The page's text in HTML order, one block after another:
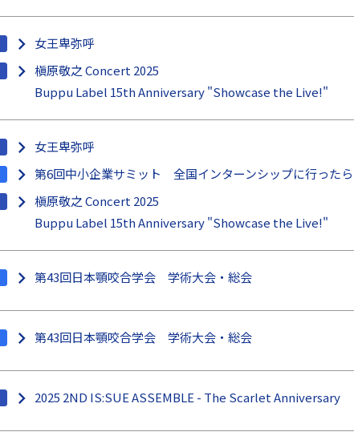
女王卑弥呼
槇原敬之 Concert 2025
Buppu Label 15th Anniversary "Showcase the Live!"
女王卑弥呼
第6回中小企業サミット 全国インターンシップに行った
槇原敬之 Concert 2025
Buppu Label 15th Anniversary "Showcase the Live!"
第43回日本顎咬合学会 学術大会・総会
第43回日本顎咬合学会 学術大会・総会
2025 2ND IS:SUE ASSEMBLE - The Scarlet Anniversary